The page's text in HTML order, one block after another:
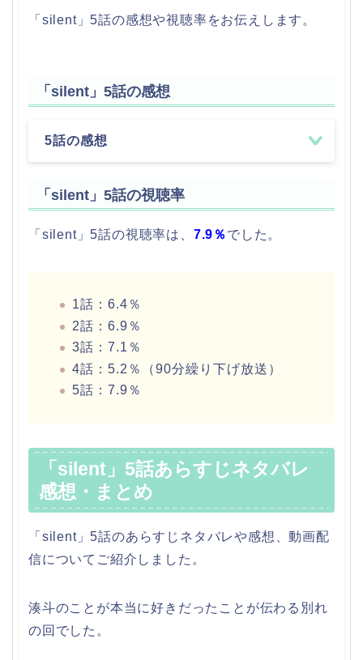
「silent」5話の感想や視聴率をお伝えします。
「silent」5話の感想
5話の感想
「silent」5話の視聴率
「silent」5話の視聴率は、 7.9％ でした。
1話：6.4％
2話：6.9％
3話：7.1％
4話：5.2％（90分繰り下げ放送）
5話：7.9％
「silent」5話あらすじネタバレ
感想・まとめ
「silent」5話のあらすじネタバレや感想、動画配
信についてご紹介しました。
湊斗のことが本当に好きだったことが伝わる別れ
の回でした。